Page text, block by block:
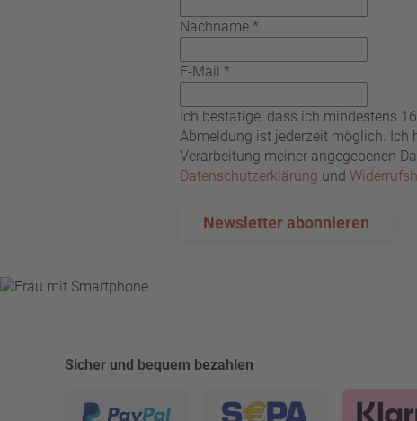
Nachname *
E-Mail *
Ich bestätige, dass ich mindestens
Abmeldung ist jederzeit möglich. Ich
Verarbeitung meiner angegebenen
Datenschutzerklärung und
Newsletter abonnieren
Sicher und bequem bezahlen